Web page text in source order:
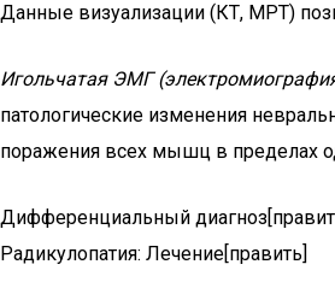
Данные визуализации (КТ, МРТ)
Игольчатая ЭМГ
патологические изменения
поражения всех мышц в пределах
Дифференциальный
Радикулопатия: Лечение[править]